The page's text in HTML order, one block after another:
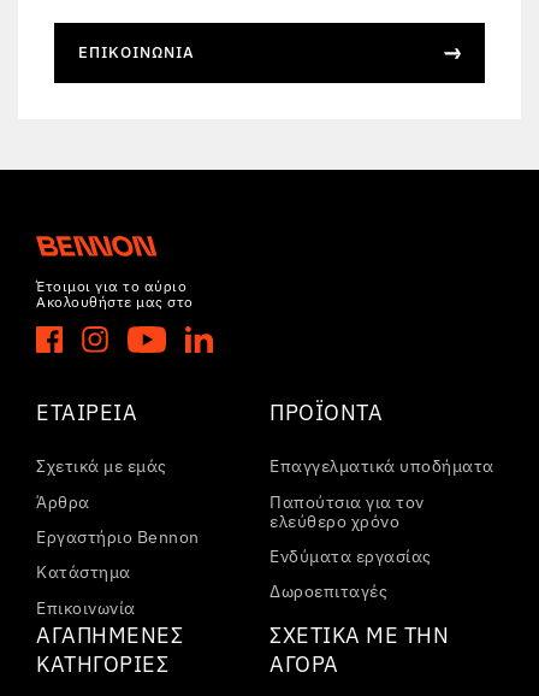
ΕΠΙΚΟΙΝΩΝΊΑ
Έτοιμοι για το αύριο
Ακολουθήστε μας στο
ΕΤΑΙΡΕΊΑ
Σχετικά με εμάς
Άρθρα
Εργαστήριο Bennon
Κατάστημα
Επικοινωνία
ΠΡΟΪΌΝΤΑ
Επαγγελματικά υποδήματα
Παπούτσια για τον
ελεύθερο χρόνο
Ενδύματα εργασίας
Δωροεπιταγές
ΑΓΑΠΗΜΈΝΕΣ
ΚΑΤΗΓΟΡΊΕΣ
ΣΧΕΤΙΚΆ ΜΕ ΤΗΝ
ΑΓΟΡΆ